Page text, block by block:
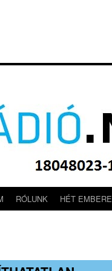
RÓLUNK HÉT EMBERE